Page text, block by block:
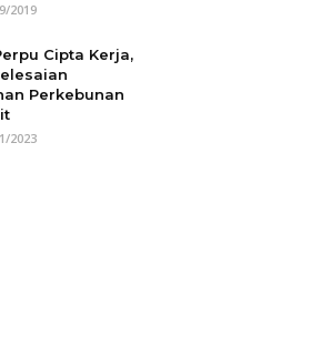
2019
Cipta Kerja,
Perkebunan
2023